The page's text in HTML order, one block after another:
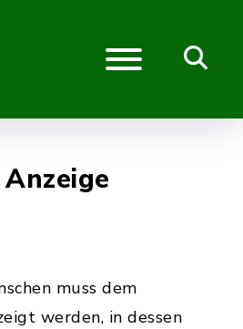
muss dem
werden, in dessen